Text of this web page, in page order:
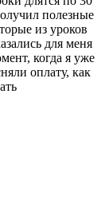
полезные
из уроков
для меня
когда я уже
оплату, как